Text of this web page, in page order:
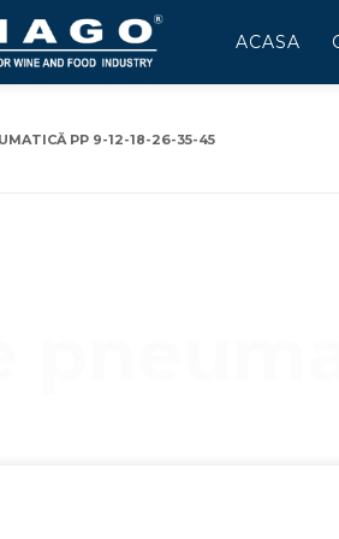
ACASA
PP 9-12-18-26-35-45